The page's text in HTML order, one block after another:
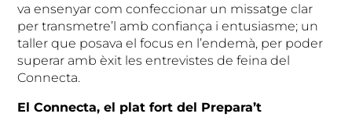
va ensenyar com confeccionar un missatge clar
per transmetre’l amb confiança i entusiasme; un
taller que posava el focus en l’endemà, per poder
superar amb èxit les entrevistes de feina del
Connecta.
El Connecta, el plat fort del Prepara’t